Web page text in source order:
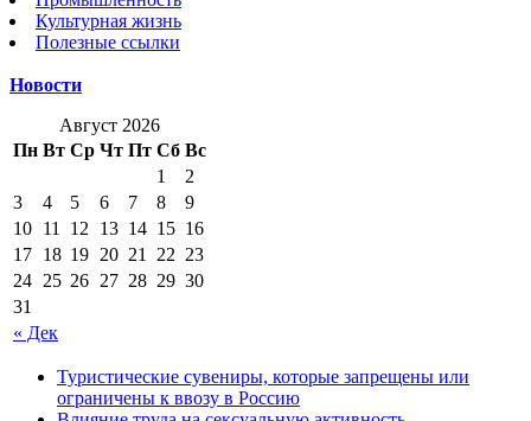
Культурная жизнь
Полезные ссылки
Новости
Август 2026
Пн Вт Ср Чт Пт Сб Вс
« Дек
1
2
3
4 5 6 7 8
9
10 11 12 13 14 15 16
17 18 19 20 21 22 23
24 25 26 27 28 29 30
31
Туристические сувениры, которые запрещены или
ограничены к ввозу в Россию